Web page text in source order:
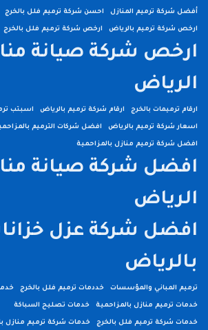
أفضل شركة ترميم المنازل احسن شركة ترميم فلل بالخرج
ارخص شركة ترميم بالرياض ارخص شركة ترميم فلل بالخرج
ارخص شركة صيانة
الرياض
ارقام ترميمات بالخرج ارقام شركة ترميم بالرياض اسبتب
اسعار شركة ترميم بالرياض افضل شركات الترميم
افضل شركة ترميم منازل بالمزاحمية
افضل شركة صيانة
الرياض
افضل شركة عزل
بالرياض
ترميم المباني والمؤسسات خددمات ترميم فلل بالخرج
خدمات ترميم منازل بالمزاحمية خدمات تصليح السباكة
خدمات شركة ترميم فلل بالخرج خدمات شركة ترميم منازل